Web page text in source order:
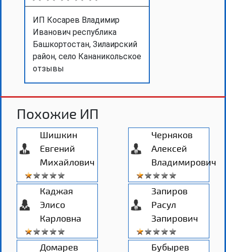
ИП Косарев Владимир
Иванович республика
Башкортостан, Зилаирский
район, село Кананикольское
отзывы
Похожие ИП
Шишкин
Евгений
Михайлович
Каджая
Элисо
Карловна
Домарев
Черняков
Алексей
Владимирович
Запиров
Расул
Запирович
Бубырев